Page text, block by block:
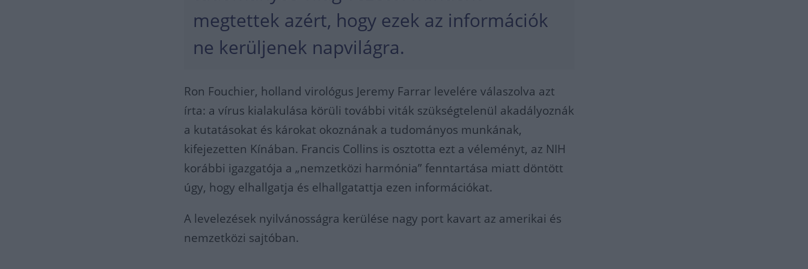
megtettek azért, hogy ezek az információk
ne kerüljenek napvilágra.
Ron Fouchier, holland virológus Jeremy Farrar levelére válaszolva azt
írta: a vírus kialakulása körüli további viták szükségtelenül akadályoznák
a kutatásokat és károkat okoznának a tudományos munkának,
kifejezetten Kínában. Francis Collins is osztotta ezt a véleményt, az NIH
korábbi igazgatója a „nemzetközi harmónia” fenntartása miatt döntött
úgy, hogy elhallgatja és elhallgatattja ezen információkat.
A levelezések nyilvánosságra kerülése nagy port kavart az amerikai és
nemzetközi sajtóban.